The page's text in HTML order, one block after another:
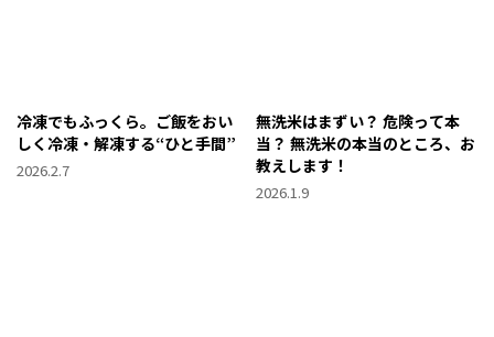
冷凍でもふっくら。ご飯をおい
しく冷凍・解凍する“ひと手間”
2026.2.7
無洗米はまずい？ 危険って本
当？ 無洗米の本当のところ、お
教えします！
2026.1.9